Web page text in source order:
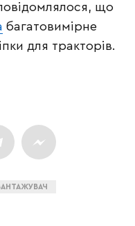
що
багатовимірне
для тракторів.